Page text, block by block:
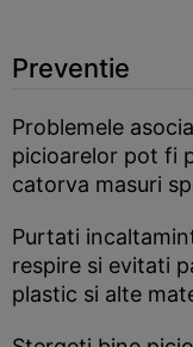
Preventie
Problemele
picioarelor pot fi
catorva masuri
Purtati
respire si evitati
plastic si alte